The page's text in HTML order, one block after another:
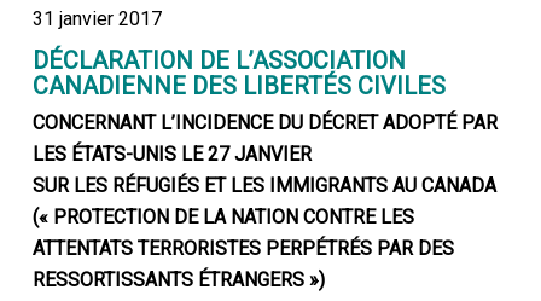
31 janvier 2017
DÉCLARATION DE L’ASSOCIATION
CANADIENNE DES LIBERTÉS CIVILES
CONCERNANT L’INCIDENCE DU DÉCRET ADOPTÉ PAR
LES ÉTATS-UNIS LE 27 JANVIER
SUR LES RÉFUGIÉS ET LES IMMIGRANTS AU CANADA
(« PROTECTION DE LA NATION CONTRE LES
ATTENTATS TERRORISTES PERPÉTRÉS PAR DES
RESSORTISSANTS ÉTRANGERS »)